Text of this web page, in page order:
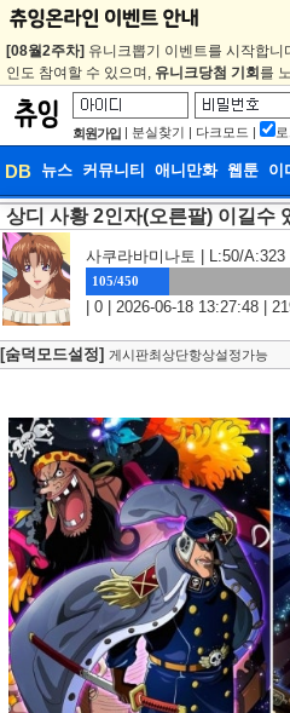
[08월2주차] 유니크뽑기 이벤트를 시작합니
인도 참여할 수 있으며, 유니크당첨 기회 를
회원가입 | 분실찾기 | 다크모드 |
DB 뉴스 커뮤니티 애니만화 웹툰 이
DB 뉴스
웹툰 이미지
상디 사황 2인자(오른팔) 이길수
사쿠라바미나토 | L:50/A:323 |
105/450
| 0 | 2026-06-18 13:27:48 |
[숨덕모드설정] 게시판최상단항상설정가능